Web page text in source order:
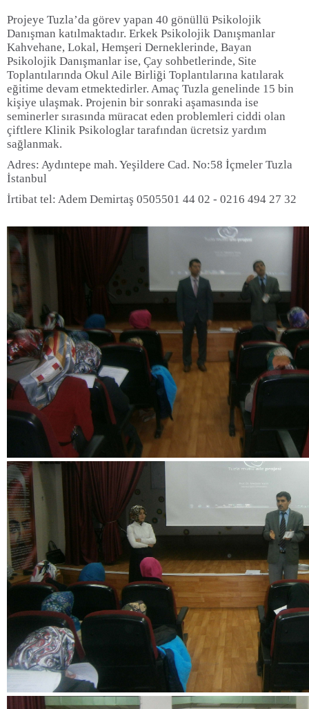
Projeye Tuzla’da görev yapan 40 gönüllü Psikolojik
Danışman katılmaktadır. Erkek Psikolojik Danışmanlar
Kahvehane, Lokal, Hemşeri Derneklerinde, Bayan
Psikolojik Danışmanlar ise, Çay sohbetlerinde, Site
Toplantılarında Okul Aile Birliği Toplantılarına katılarak
eğitime devam etmektedirler. Amaç Tuzla genelinde 15 bin
kişiye ulaşmak. Projenin bir sonraki aşamasında ise
seminerler sırasında müracat eden problemleri ciddi olan
çiftlere Klinik Psikologlar tarafından ücretsiz yardım
sağlanmak.
Adres: Aydıntepe mah. Yeşildere Cad. No:58 İçmeler Tuzla
İstanbul
İrtibat tel: Adem Demirtaş 0505501 44 02 - 0216 494 27 32